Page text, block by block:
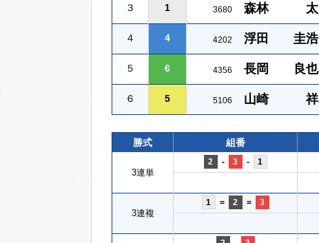
３ 1 3680 森林 太
４ 4 4202 浮田 圭浩
５ 6 4356 長岡 良也
６ 5 5106 山崎 祥
勝式 組番
3連単
2 - 3 - 1
3連複
1 = 2 = 3